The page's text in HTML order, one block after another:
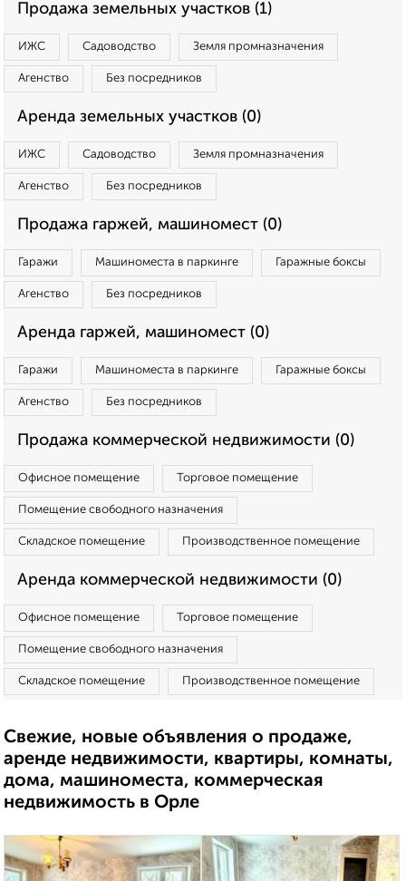
Продажа земельных участков (1)
ИЖС Садоводство Земля промназначения
Агенство Без посредников
Аренда земельных участков (0)
ИЖС Садоводство Земля промназначения
Агенство Без посредников
Продажа гаржей, машиномест (0)
Гаражи Машиноместа в паркинге Гаражные боксы
Агенство Без посредников
Аренда гаржей, машиномест (0)
Гаражи Машиноместа в паркинге Гаражные боксы
Агенство Без посредников
Продажа коммерческой недвижимости (0)
Офисное помещение Торговое помещение
Помещение свободного назначения
Складское помещение Производственное помещение
Аренда коммерческой недвижимости (0)
Офисное помещение Торговое помещение
Помещение свободного назначения
Складское помещение Производственное помещение
Свежие, новые объявления о продаже,
аренде недвижимости, квартиры, комнаты,
дома, машиноместа, коммерческая
недвижимость в Орле